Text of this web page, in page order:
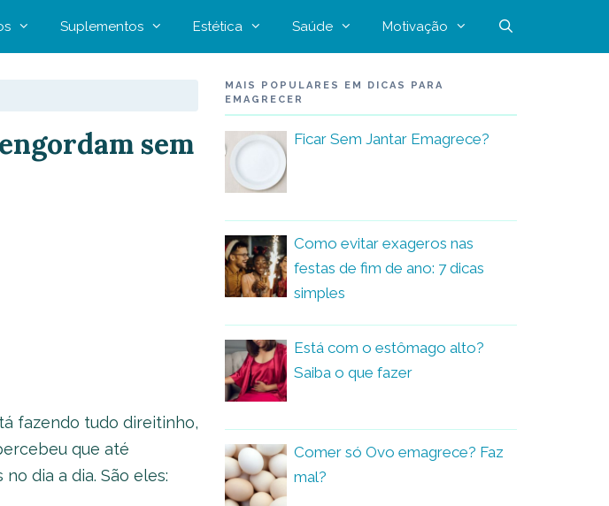
Suplementos Estética Saúde Motivação
sem
fazendo tudo direitinho,
que até
dia a dia. São eles:
MAIS POPULARES EM DICAS PARA
EMAGRECER
Ficar Sem Jantar Emagrece?
Como evitar exageros nas
festas de fim de ano: 7 dicas
simples
Está com o estômago alto?
Saiba o que fazer
Comer só Ovo emagrece? Faz
mal?